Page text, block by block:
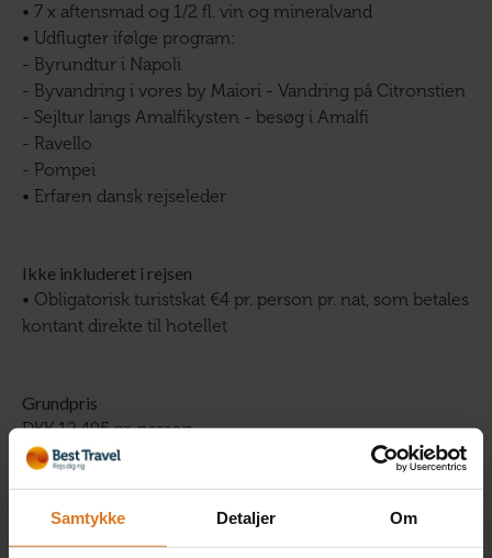
Samtykke Detaljer Om
• 7 x aftensmad og 1/2 fl. vin og mineralvand
• Udflugter ifølge program:
- Byrundtur i Napoli
- Byvandring i vores by Maiori - Vandring på Citronstien
- Sejltur langs Amalfikysten - besøg i Amalfi
- Ravello
- Pompei
• Erfaren dansk rejseleder
Ikke inkluderet i rejsen
• Obligatorisk turistskat €4 pr. person pr. nat, som betales
kontant direkte til hotellet
Grundpris
DKK 12.495 pr. person
95 kr. pr. booking. Administrationsgebyr dækker betaling